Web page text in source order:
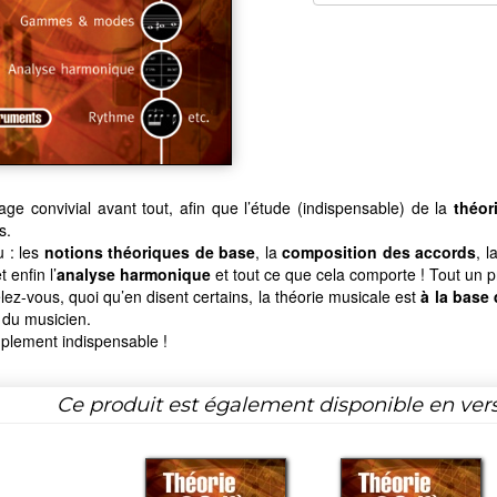
convivial avant tout, afin que l’étude (indispensable) de la
: les notions théoriques de base, la composition des accords,
enfin l’analyse harmoniqueet tout ce que cela comporte ! Tout un
vous, quoi qu’en disent certains, la théorie musicale està la base
musicien.
indispensable !
Ce produit est également disponible en